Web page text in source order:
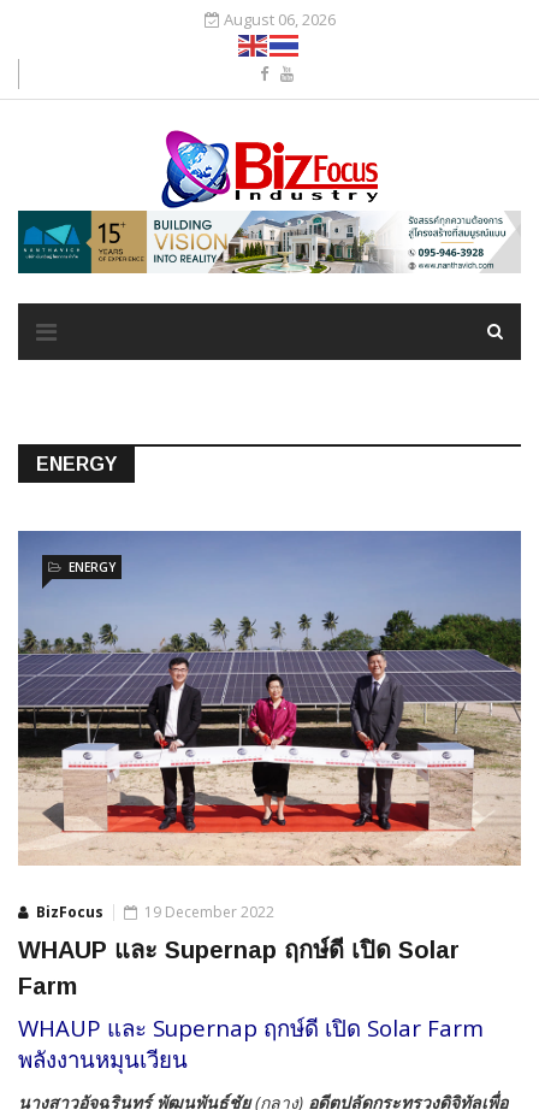
August 06, 2026
ENERGY
BizFocus
ENERGY
19 December 2022
WHAUP และ Supernap ฤกษ์ดี เปิด Solar
Farm
WHAUP และ Supernap ฤกษ์ดี เปิด Solar Farm
พลังงานหมุนเวียน
นางสาวอัจฉรินทร์ พัฒนพันธ์ชัย(กลาง) อดีตปลัดกระทรวงดิจิทัลเพื่อ